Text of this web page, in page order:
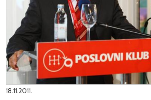
18.11.2011.